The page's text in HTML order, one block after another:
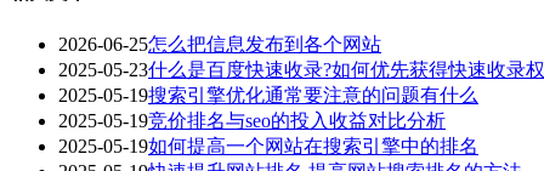
2026-06-25怎么把信息发布到各个网站
2025-05-23什么是百度快速收录?如何优先获得快速收录
2025-05-19搜索引擎优化通常要注意的问题有什么
2025-05-19竞价排名与seo的投入收益对比分析
2025-05-19如何提高一个网站在搜索引擎中的排名